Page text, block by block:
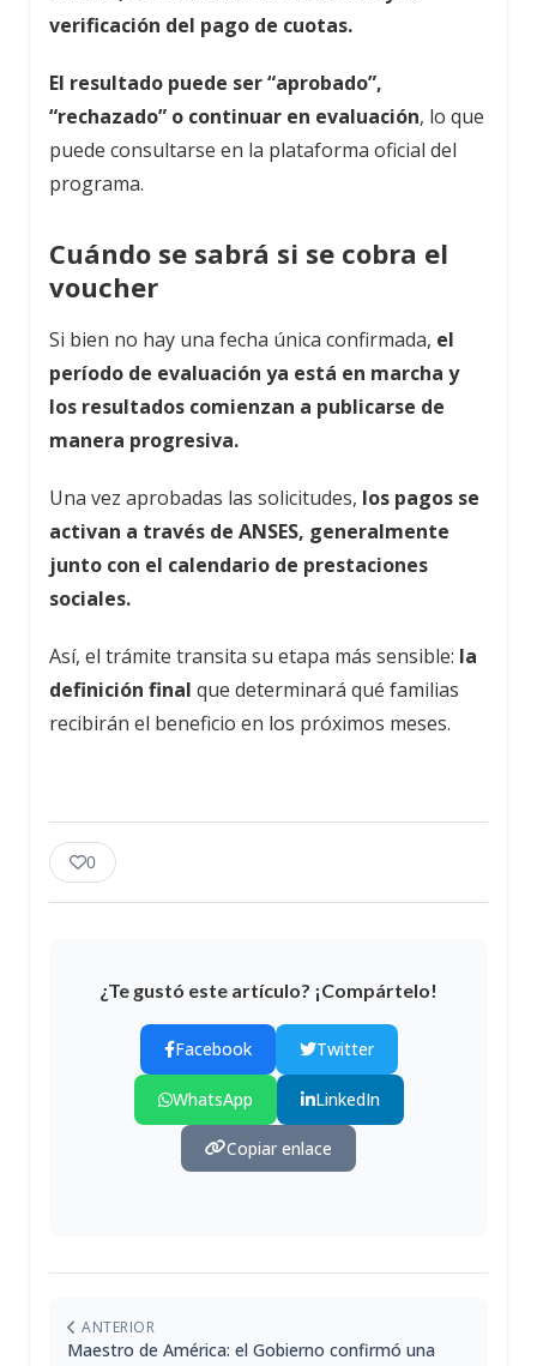
verificación del pago de cuotas.
El resultado puede ser “aprobado”,
“rechazado” o continuar en evaluación, lo que
puede consultarse en la plataforma oficial del
programa.
Cuándo se sabrá si se cobra el
voucher
Si bien no hay una fecha única confirmada, el
período de evaluación ya está en marcha y
los resultados comienzan a publicarse de
manera progresiva.
Una vez aprobadas las solicitudes, los pagos se
activan a través de ANSES, generalmente
junto con el calendario de prestaciones
sociales.
Así, el trámite transita su etapa más sensible: la
definición final que determinará qué familias
recibirán el beneficio en los próximos meses.
0
¿Te gustó este artículo? ¡Compártelo!
Facebook Twitter
WhatsApp LinkedIn
Copiar enlace
ANTERIOR
Maestro de América: el Gobierno confirmó una